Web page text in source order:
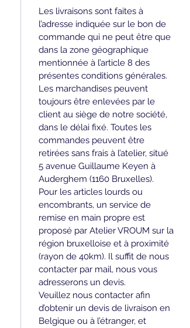
Les livraisons sont faites à
l’adresse indiquée sur le bon de
commande qui ne peut être que
dans la zone géographique
mentionnée à l’article 8 des
présentes conditions générales.
Les marchandises peuvent
toujours être enlevées par le
client au siège de notre société,
dans le délai fixé. Toutes les
commandes peuvent être
retirées sans frais à l’atelier, situé
5 avenue Guillaume Keyen à
Auderghem (1160 Bruxelles).
Pour les articles lourds ou
encombrants, un service de
remise en main propre est
proposé par Atelier VROUM sur la
région bruxelloise et à proximité
(rayon de 40km). Il suffit de nous
contacter par mail, nous vous
adresserons un devis.
Veuillez nous contacter afin
d’obtenir un devis de livraison en
Belgique ou à l’étranger, et